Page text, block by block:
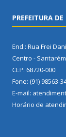
PREFEITURA
End.: Rua Frei
Centro -
CEP: 68720-000
Fone: (91) 98563-
E-mail:
Horário de